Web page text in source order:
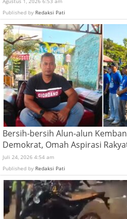
Published by Redaksi Pati
Bersih-bersih Alun-alun
Demokrat, Omah Aspirasi
Juli 24, 2026 4:54 am
Published by Redaksi Pati